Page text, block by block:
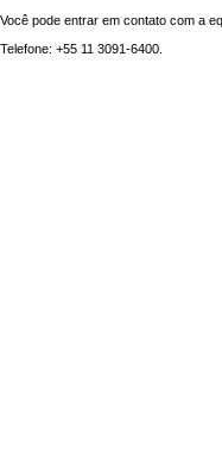
Você pode entrar em contato com a
Telefone: +55 11 3091-6400.